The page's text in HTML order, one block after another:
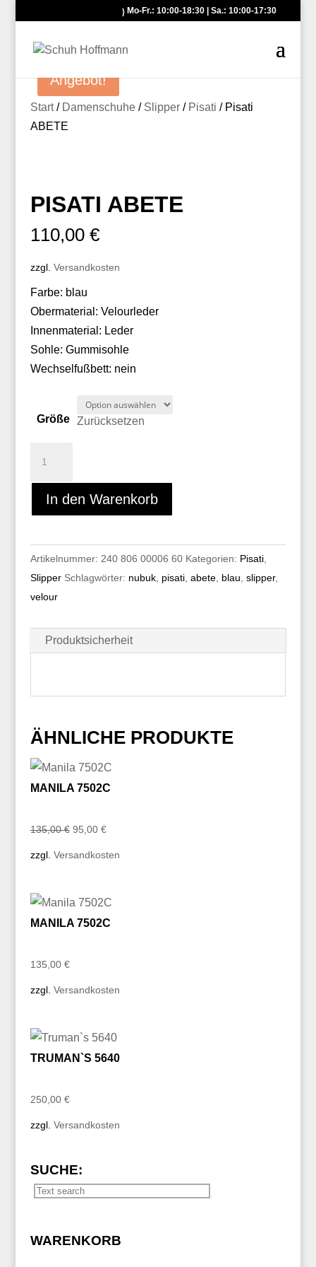
Mo-Fr.: 10:00-18:30 | Sa.: 10:00-17:30
Start/ Damenschuhe/ Slipper/ Pisati / Pisati
ABETE
PISATI ABETE
110,00 €
zzgl. Versandkosten
Farbe: blau
Obermaterial: Velourleder
Innenmaterial: Leder
Sohle: Gummisohle
Wechselfußbett: nein
Größe Zurücksetzen
In den Warenkorb
Artikelnummer: 240 806 00006 60 Kategorien: Pisati,
Slipper Schlagwörter: nubuk, pisati, abete, blau slipper,
velour
Produktsicherheit
ÄHNLICHE PRODUKTE
Angebot!
MANILA 7502C
135,00€ Ursprünglicher
war:
95,00 €Aktueller
ist:
zzgl. Versandkosten
MANILA 7502C
135,00 €
zzgl. Versandkosten
TRUMAN`S 5640
250,00 €
zzgl. Versandkosten
SUCHE:
WARENKORB